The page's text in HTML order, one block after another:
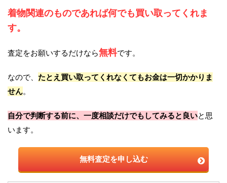
着物関連のものであれば何でも買い取ってくれま
す。
査定をお願いするだけなら無料です。
なので、 たとえ買い取ってくれなくてもお金は一切かかりま
せん。
自分で判断する前に、一度相談だけでもしてみると良いと思
います。
無料査定を申し込む